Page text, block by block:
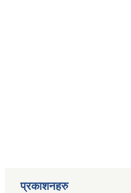
प्रकाशनहरु